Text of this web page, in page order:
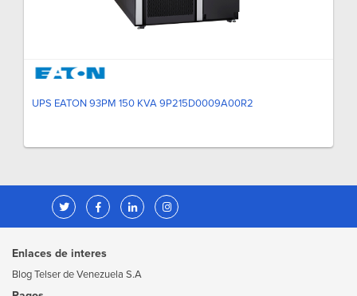
UPS EATON 93PM 150 KVA 9P215D0009A00R2
Enlaces de interes
Blog Telser de Venezuela S.A